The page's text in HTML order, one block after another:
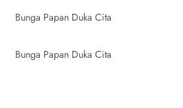
Bunga Papan Duka Cita
Bunga Papan Duka Cita